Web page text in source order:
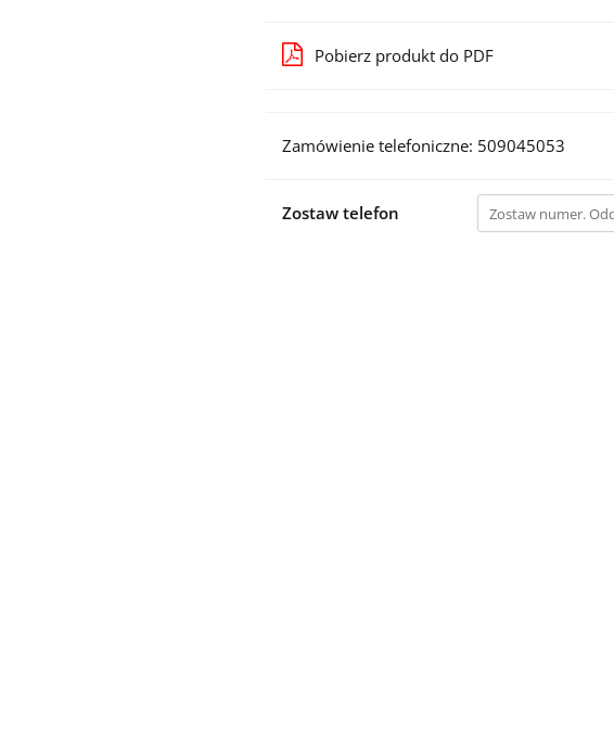
Pobierz produkt do PDF
Zamówienie telefoniczne: 509045053
Zostaw telefon